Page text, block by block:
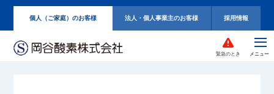
個人（ご家庭）のお客様 法人・個人事業主のお客様 採用情報
緊急のとき